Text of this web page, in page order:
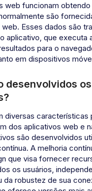
web funcionam
são
Esses dados são
aplicativo, que executa
para o
em dispositivos
desenvolvidos
diversas características
dos aplicativos web e
são desenvolvidos
A melhoria
que visa fornecer
os usuários,
da robustez de sua